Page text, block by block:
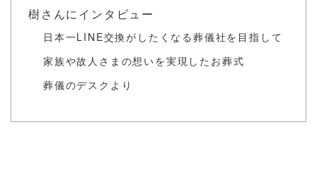
樹さんにインタビュー
日本一LINE交換がしたくなる葬儀社を目指して
家族や故人さまの想いを実現したお葬式
葬儀のデスクより